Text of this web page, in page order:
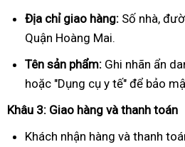
Địa chỉ giao hàng: Số nhà,
Quận Hoàng Mai.
Tên sản phẩm: Ghi nhãn ẩn
hoặc "Dụng cụ y tế" để bảo
Khâu 3: Giao hàng và thanh toán
Khách nhận hàng và thanh